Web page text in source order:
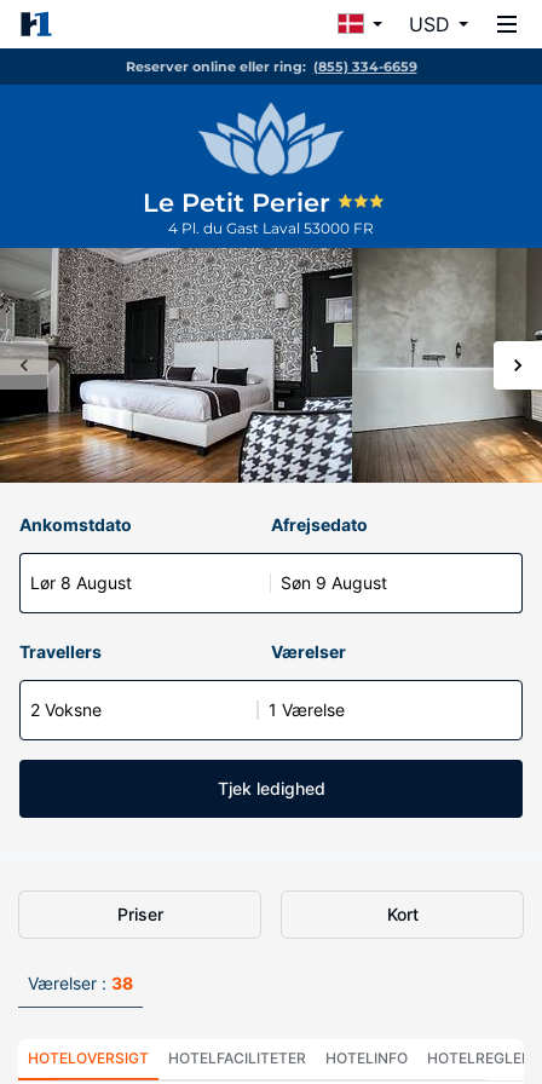
USD
Reserver online eller ring: (855) 334-6659
Le Petit Perier
4 Pl. du Gast Laval 53000 FR
Ankomstdato
Lør 8 August
Afrejsedato
Søn 9 August
Travellers Værelser
2 Voksne 1 Værelse
Tjek ledighed
Priser Kort
Værelser : 38
HOTELOVERSIGT HOTELFACILITETER HOTELINFO HOTELREGLER